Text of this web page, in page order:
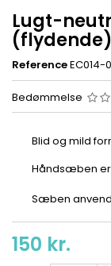
Lugt-
(flydende)
ReferenceEC014-
Bedømmelse
Blid og mild
Håndsæben
Sæben
150 kr.